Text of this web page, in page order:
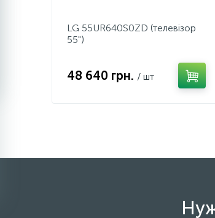
LG 55UR640S0ZD (телевізор
55")
48 640 грн. / шт